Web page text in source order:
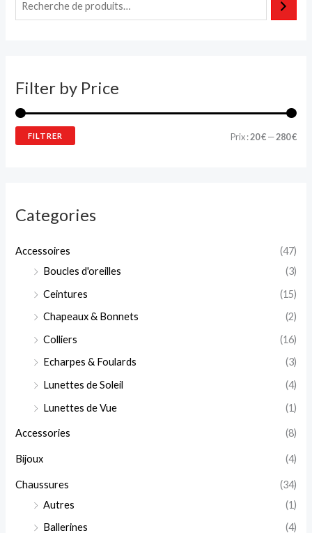
Filter by Price
i
n
i
x
FILTRER Prix :20 €—280 €
Categories
Accessoires
(47)
Boucles d'oreilles
(3)
Ceintures
(15)
Chapeaux & Bonnets
(2)
Colliers
(16)
Echarpes & Foulards
(3)
Lunettes de Soleil
(4)
Lunettes de Vue
(1)
Accessories (8)
Bijoux (4)
Chaussures
(34)
Autres
(1)
Ballerines
(4)